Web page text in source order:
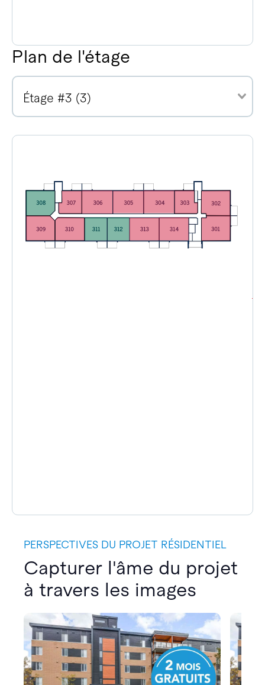
Plan de l'étage
Étage #3 (3)
PERSPECTIVES DU PROJET RÉSIDENTIEL
Capturer l'âme du projet
à travers les images